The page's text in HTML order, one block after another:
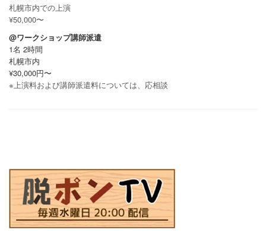
札幌市内での上演
¥50,000〜
@ワークショップ講師派遣
1名 2時間
札幌市内
¥30,000円〜
※上演料および講師派遣料については、応相談